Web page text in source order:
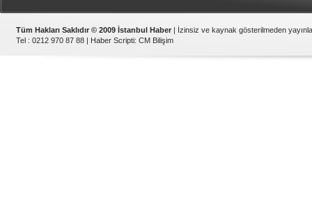
Tüm Hakları Saklıdır © 2009 İstanbul Haber | İzinsiz ve kaynak gösterilmeden
Tel : 0212 970 87 88 | Haber Scripti: CM Bilişim